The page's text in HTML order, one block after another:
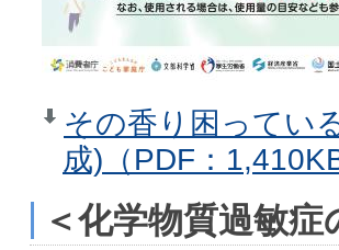
その香り困ってい
成)（PDF：1,410KB
＜化学物質過敏症